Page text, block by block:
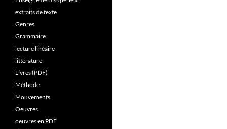
extraits de texte
Genres
Grammaire
lecture linéaire
littérature
Livres (PDF)
Méthode
Mouvements
Oeuvres
oeuvres en PDF